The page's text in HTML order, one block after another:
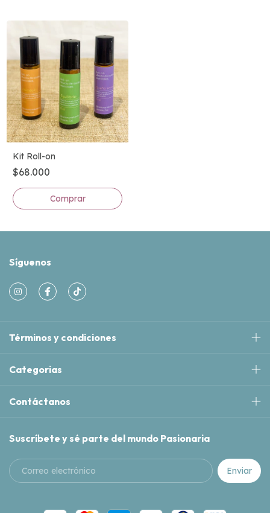
Kit Roll-on
$68.000
Síguenos
Términos y condiciones
Categorias
Contáctanos
Suscríbete y sé parte del mundo Pasionaria